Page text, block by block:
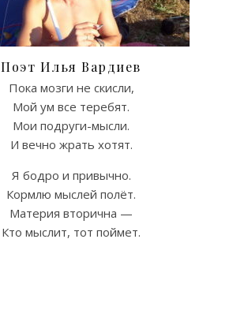
Поэт Илья Вардиев
Пока мозги не скисли,
Мой ум все теребят.
Мои подруги-мысли.
И вечно жрать хотят.
Я бодро и привычно.
Кормлю мыслей полёт.
Материя вторична —
Кто мыслит, тот поймет.